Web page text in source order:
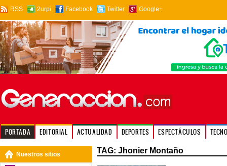
RSS 2urpi Facebook Twitter Google+
PORTADA EDITORIAL ACTUALIDAD DEPORTES ESPECTÁCULOS
Nuestros sitios TAG: Jhonier Montaño